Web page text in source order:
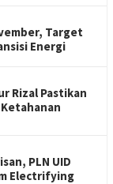
Target
Energi
Rizal Pastikan
Ketahanan
PLN UID
Electrifying